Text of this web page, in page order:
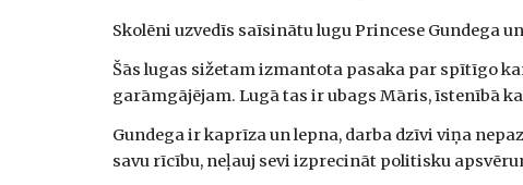
Skolēni uzvedīs saīsinātu lugu Princese Gundega
Šās lugas sižetam izmantota pasaka par spītīgo
garāmgājējam. Lugā tas ir ubags Māris, īstenībā
Gundega ir kaprīza un lepna, darba dzīvi viņa
savu rīcību, neļauj sevi izprecināt politisku